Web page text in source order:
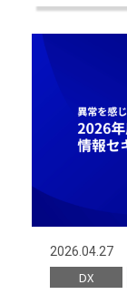
2026.04.27
DX